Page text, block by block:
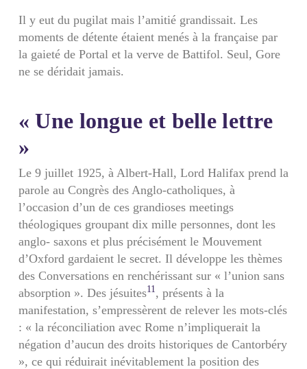
Il y eut du pugilat mais l’amitié grandissait. Les
moments de détente étaient menés à la française par
la gaieté de Portal et la verve de Battifol. Seul, Gore
ne se déridait jamais.
« Une longue et belle lettre
»
Le 9 juillet 1925, à Albert-Hall, Lord Halifax prend la
parole au Congrès des Anglo-catholiques, à
l’occasion d’un de ces grandioses meetings
théologiques groupant dix mille personnes, dont les
anglo- saxons et plus précisément le Mouvement
d’Oxford gardaient le secret. Il développe les thèmes
des Conversations en renchérissant sur « l’union sans
absorption ». Des jésuites11, présents à la
manifestation, s’empressèrent de relever les mots-clés
: « la réconci­liation avec Rome n’impliquerait la
négation d’aucun des droits historiques de Cantorbéry
», ce qui réduirait inévitablement la position des